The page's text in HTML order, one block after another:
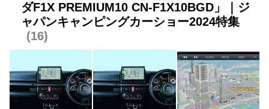
ダF1X PREMIUM10 CN-F1X10BGD」｜ジ
ャパンキャンピングカーショー2024特集
16